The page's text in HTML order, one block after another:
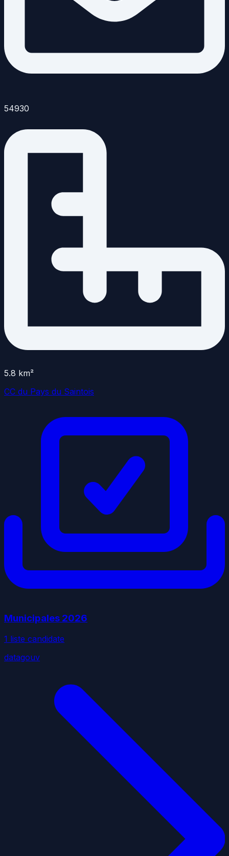
54930
5.8 km²
CC du Pays du Saintois
Municipales 2026
1 liste candidate
datagouv